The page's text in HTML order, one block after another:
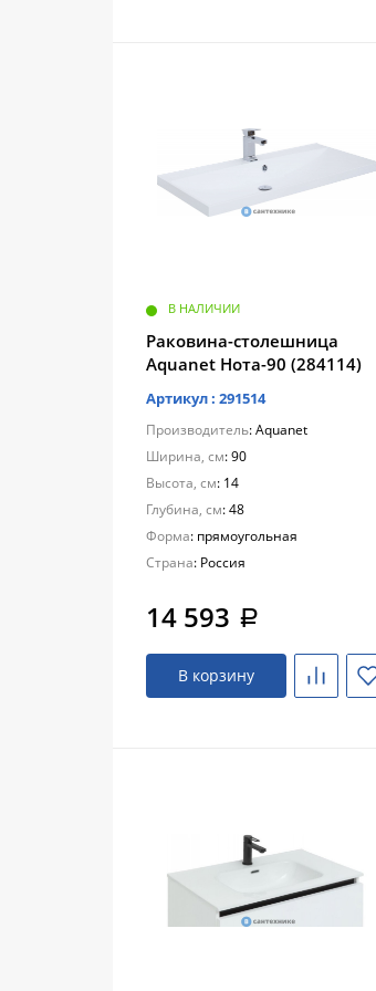
В НАЛИЧИИ
Раковина-столешница
Aquanet Нота-90 (284114)
Артикул : 291514
Производитель: Aquanet
Ширина, см: 90
Высота, см: 14
Глубина, см: 48
Форма: прямоугольная
Страна: Россия
14 593 a
В корзину